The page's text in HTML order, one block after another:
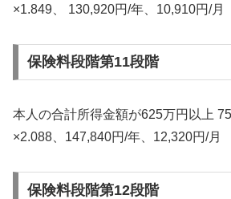
×1.849、 130,920円/年、10,910円/月
保険料段階第11段階
本人の合計所得金額が625万円以上
×2.088、147,840円/年、12,320円/月
保険料段階第12段階